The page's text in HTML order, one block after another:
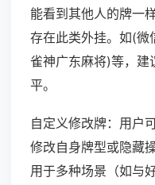
能看到其他人的牌一
存在此类外挂。如(微
雀神广东麻将)等，建
平。
自定义修改牌：用户
修改自身牌型或隐藏
用于多种场景（如与